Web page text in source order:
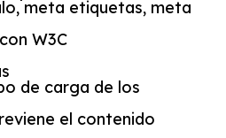
meta etiquetas, meta
W3C
de carga de los
el contenido